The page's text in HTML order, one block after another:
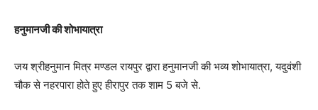
हनुमानजी की शोभायात्रा
जय श्रीहनुमान मित्र मण्डल रायपुर द्वारा हनुमानजी की भव्य शोभायात्रा, यदुवंशी
चौक से नहरपारा होते हुए हीरापुर तक शाम 5 बजे से.